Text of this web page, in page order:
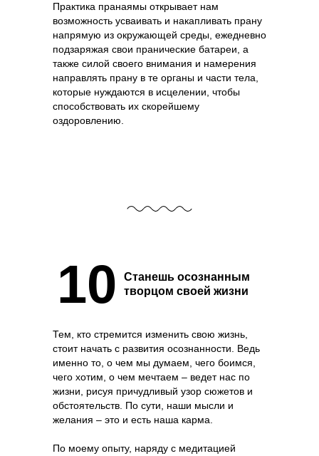
Практика пранаямы открывает нам
возможность усваивать и накапливать прану
напрямую из окружающей среды, ежедневно
подзаряжая свои пранические батареи, а
также силой своего внимания и намерения
направлять прану в те органы и части тела,
которые нуждаются в исцелении, чтобы
способствовать их скорейшему
оздоровлению.
Тем, кто стремится изменить свою жизнь,
стоит начать с развития осознанности. Ведь
именно то, о чем мы думаем, чего боимся,
чего хотим, о чем мечтаем – ведет нас по
жизни, рисуя причудливый узор сюжетов и
обстоятельств. По сути, наши мысли и
желания – это и есть наша карма.
По моему опыту, наряду с медитацией
Станешь осознанным
творцом своей жизни
10